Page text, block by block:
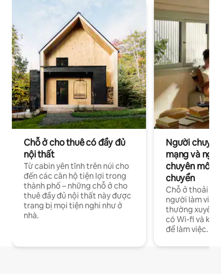
Chỗ ở cho thuê có đầy đủ
nội thất
Từ cabin yên tĩnh trên núi cho
đến các căn hộ tiện lợi trong
thành phố – những chỗ ở cho
thuê đầy đủ nội thất này được
trang bị mọi tiện nghi như ở
nhà.
Người
mạng và
chuyên môn
chuyển
Chỗ ở thoải
người làm việc
thường xuyên
có Wi-fi và
để làm việc.